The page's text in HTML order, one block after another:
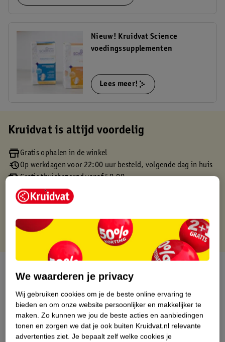
Nieuw! Kruidvat Science
voedingssupplementen
Lees meer!
Kruidvat is altijd voordelig
Gratis ophalen in de winkel
Op werkdagen voor 22:00 uur besteld, volgende dag in huis
Gratis thuisbezorgd vanaf 50.00
Gratis retourneren binnen 30 dagen
Gratis punten met je Kruidvat kaart
Productinformatie
Etiketinformatie
We waarderen je privacy
Wij gebruiken cookies om je de beste online ervaring te
bieden en om onze website persoonlijker en makkelijker te
maken. Zo kunnen we jou de beste acties en aanbiedingen
tonen en zorgen we dat je ook buiten Kruidvat.nl relevante
advertenties ziet. Je bepaalt zelf welke cookies je